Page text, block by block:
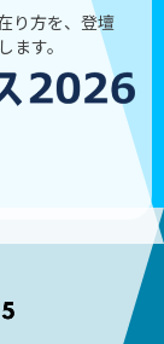
り方を、登壇
す。